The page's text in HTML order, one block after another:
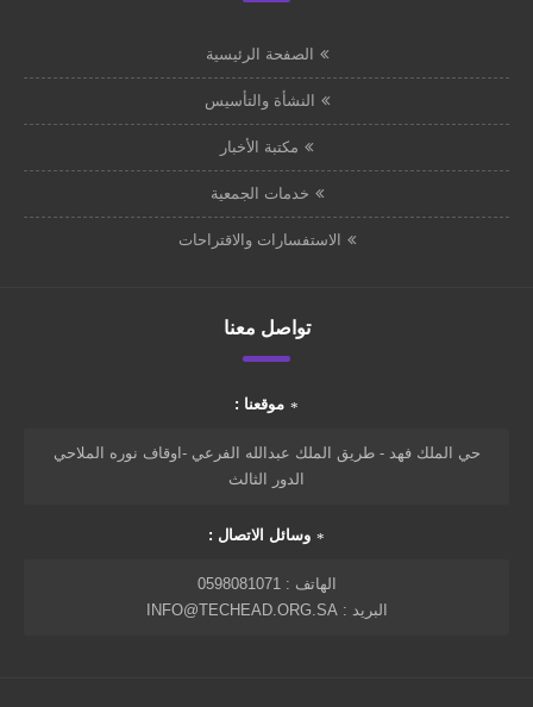
الصفحة الرئيسية
النشأة والتأسيس
مكتبة الأخبار
خدمات الجمعية
الاستفسارات والاقتراحات
تواصل معنا
موقعنا :
حي الملك فهد - طريق الملك عبدالله الفرعي -اوقاف نوره الملاحي
الدور الثالث
وسائل الاتصال :
الهاتف : 0598081071
البريد : INFO@TECHEAD.ORG.SA